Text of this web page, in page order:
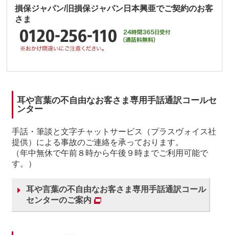
損保ジャパン/旧損保ジャパン日本興亜でご契約のお客
さま
耳や言葉の不自由なお客さま専用手話通訳コールセ
ンター
手話・筆談と文字チャットサービス（プラスヴォイス社
提供）による事故のご連絡を承っております。
（年中無休で午前８時から午後９時までご利用可能で
す。）
耳や言葉の不自由なお客さま専用手話通訳コール
センターのご案内